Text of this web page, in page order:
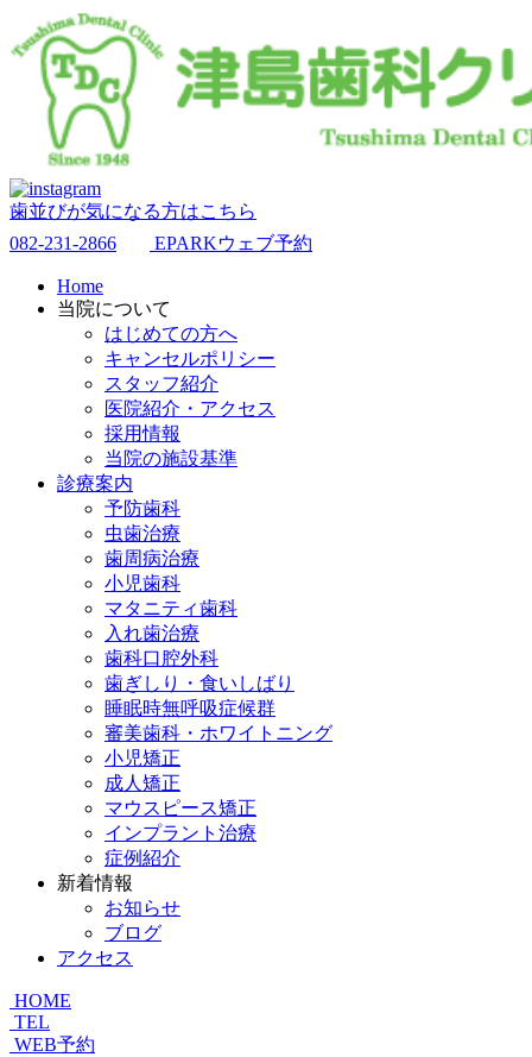
歯並びが気になる方はこちら
082-231-2866
EPARKウェブ予約
Home
当院について
はじめての方へ
キャンセルポリシー
スタッフ紹介
医院紹介・アクセス
採用情報
当院の施設基準
診療案内
予防歯科
虫歯治療
歯周病治療
小児歯科
マタニティ歯科
入れ歯治療
歯科口腔外科
歯ぎしり・食いしばり
睡眠時無呼吸症候群
審美歯科・ホワイトニング
小児矯正
成人矯正
マウスピース矯正
インプラント治療
症例紹介
新着情報
お知らせ
ブログ
アクセス
HOME
TEL
WEB予約